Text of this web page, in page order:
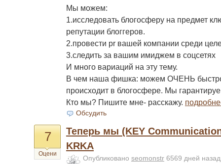
Мы можем:
1.исследовать блогосферу на предмет
репутации блоггеров.
2.провести pr вашей компании среди
3.следить за вашим имиджем в соцсетях
И много вариаций на эту тему.
В чем наша фишка: можем ОЧЕНЬ быстро
происходит в блогосфере. Мы
Кто мы? Пишите мне- расскажу.
Обсудить
7
Оцени
Теперь мы (KEY
KRKA
Опубликовано seomonstr 6569 дней